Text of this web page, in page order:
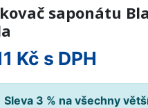
saponátu
Kč s DPH
Sleva 3 % na všechny